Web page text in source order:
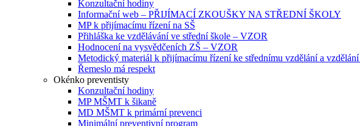
Konzultační hodiny
Informační web – PŘIJÍMACÍ ZKOUŠKY NA STŘEDNÍ ŠKOLY
MP k přijímacímu řízení na SŠ
Přihláška ke vzdělávání ve střední škole – VZOR
Hodnocení na vysvědčeních ZŠ – VZOR
Metodický materiál k přijímacímu řízení ke střednímu vzdělání a
Řemeslo má respekt
Okénko preventisty
Konzultační hodiny
MP MŠMT k šikaně
MD MŠMT k primární prevenci
Minimální preventivní program